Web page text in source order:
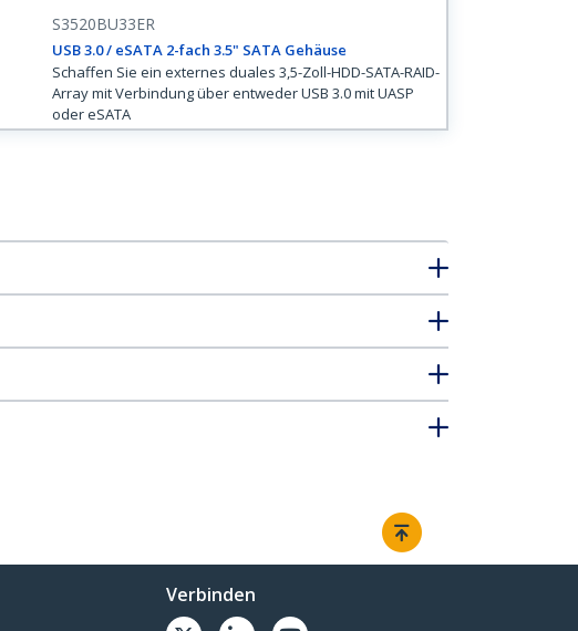
S3520BU33ER
USB 3.0 / eSATA 2-fach 3.5" SATA Gehäuse
Schaffen Sie ein externes duales 3,5-Zoll-HDD-SATA-RAID-
Array mit Verbindung über entweder USB 3.0 mit UASP
oder eSATA
Verbinden